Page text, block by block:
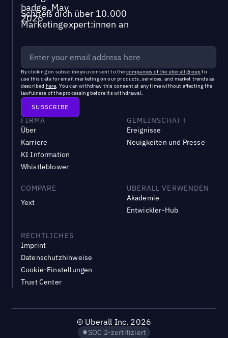
Schließ dich über 10.000
Marketingexpert:innen an
By clicking on subscribe you consent to the companies of the uberall groupto
use this data for email marketing on our products, services, and market trends as
described here. You can withdraw this consent at any time without affecting the
lawfulness of the processing before its withdrawal.
FIRMA
Über
Karriere
KI Information
Whistleblower
GEMEINSCHAFT
Ereignisse
Neuigkeiten und Presse
COMPARE
Yext
UBERALL VERWENDEN
Akademie
Entwickler-Hub
RECHTLICHES
Imprint
Datenschutzhinweise
Cookie-Einstellungen
Trust Center
© Uberall Inc. 2026
SOC 2-zertifiziert